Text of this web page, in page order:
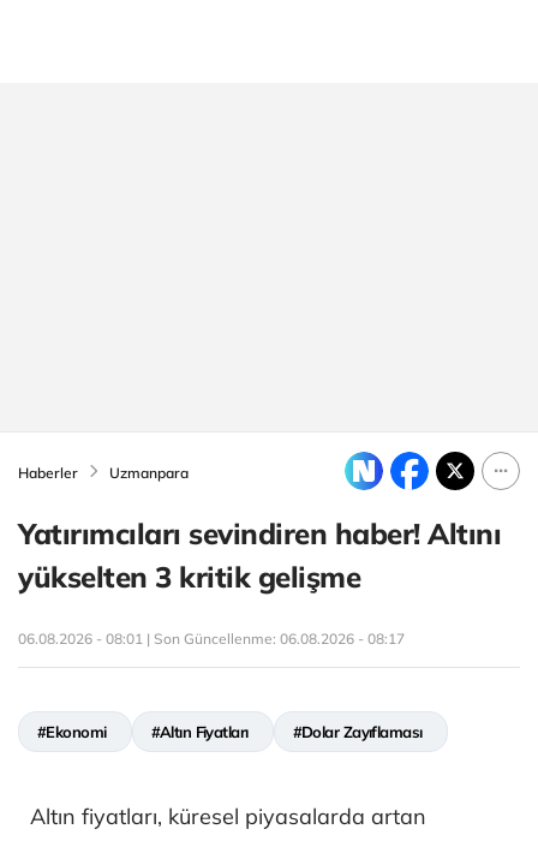
Haberler Uzmanpara
Yatırımcıları sevindiren haber! Altını
yükselten 3 kritik gelişme
06.08.2026 - 08:01 | Son Güncellenme: 06.08.2026 - 08:17
#Ekonomi #Altın Fiyatları #Dolar Zayıflaması
Altın fiyatları, küresel piyasalarda artan